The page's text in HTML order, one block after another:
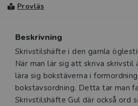
Provläs
Beskrivning
Skrivstilshäfte i den gamla
När man lär sig att skriva
lära sig bokstäverna i
bokstavsordning. Detta tar man
Skrivstilshäfte Gul där också ord